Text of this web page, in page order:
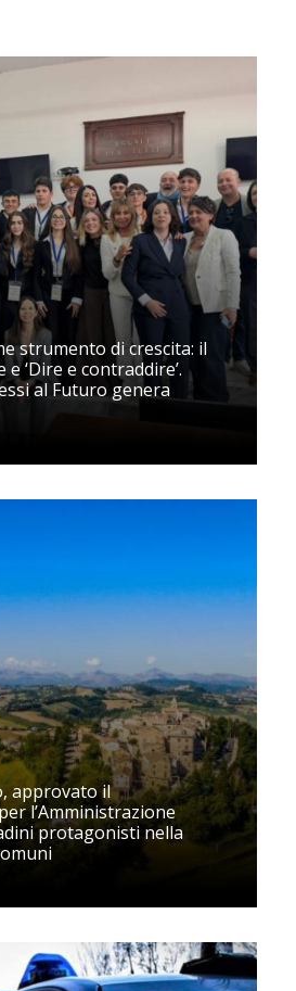
strumento di crescita: il
‘Dire e contraddire’.
al Futuro genera
approvato il
l’Amministrazione
protagonisti nella